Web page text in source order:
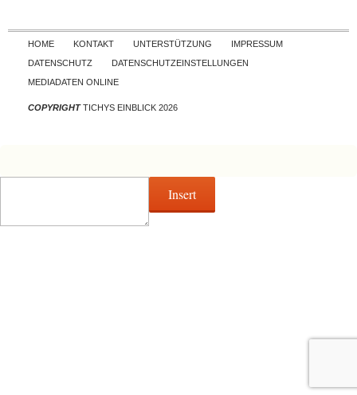
Skip to content
HOME KONTAKT UNTERSTÜTZUNG
IMPRESSUM
DATENSCHUTZ
DATENSCHUTZEINSTELLUNGEN
MEDIADATEN ONLINE
COPYRIGHTTICHYS EINBLICK 2026
Insert